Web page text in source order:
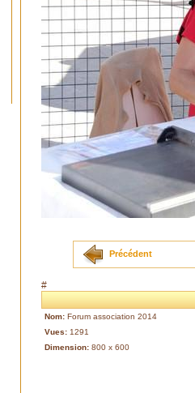
Précédent
#
Nom: Forum association 2014
Vues: 1291
Dimension: 800 x 600